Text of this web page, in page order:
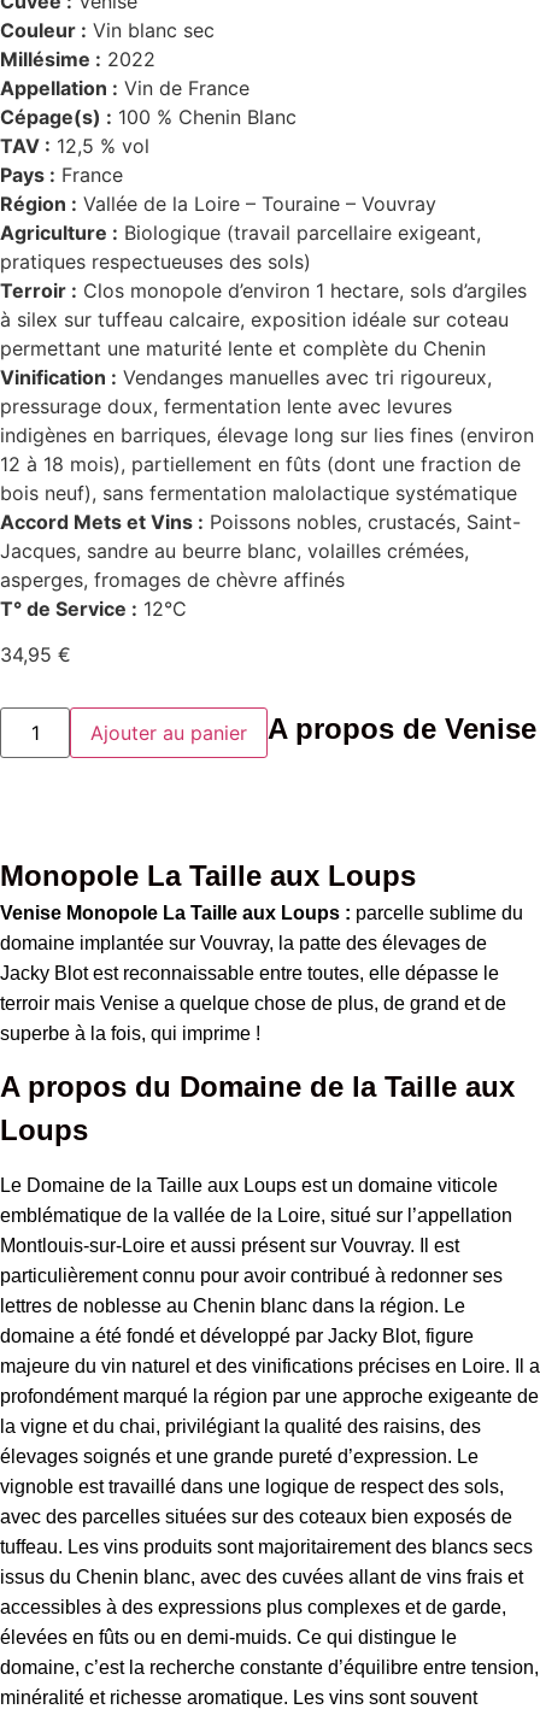
Couleur : Vin blanc sec
Millésime : 2022
Appellation : Vin de France
Cépage(s) : 100 % Chenin Blanc
TAV : 12,5 % vol
Pays : France
Région : Vallée de la Loire – Touraine – Vouvray
Agriculture : Biologique (travail parcellaire exigeant,
pratiques respectueuses des sols)
Terroir : Clos monopole d’environ 1 hectare, sols d’argiles
à silex sur tuffeau calcaire, exposition idéale sur coteau
permettant une maturité lente et complète du Chenin
Vinification : Vendanges manuelles avec tri rigoureux,
pressurage doux, fermentation lente avec levures
indigènes en barriques, élevage long sur lies fines (environ
12 à 18 mois), partiellement en fûts (dont une fraction de
bois neuf), sans fermentation malolactique systématique
Accord Mets et Vins : Poissons nobles, crustacés, Saint-
Jacques, sandre au beurre blanc, volailles crémées,
asperges, fromages de chèvre affinés
T° de Service : 12°C
34,95 €
quantité
Venise
Ajouter au panier A propos de Venise
Monopole La Taille aux Loups
Venise Monopole La Taille aux Loups : parcelle sublime du
domaine implantée sur Vouvray, la patte des élevages de
Jacky Blot est reconnaissable entre toutes, elle dépasse le
terroir mais Venise a quelque chose de plus, de grand et de
superbe à la fois, qui imprime !
A propos du Domaine de la Taille aux
Loups
Le Domaine de la Taille aux Loups est un domaine viticole
emblématique de la vallée de la Loire, situé sur l’appellation
Montlouis-sur-Loire et aussi présent sur Vouvray. Il est
particulièrement connu pour avoir contribué à redonner ses
lettres de noblesse au Chenin blanc dans la région. Le
domaine a été fondé et développé par Jacky Blot, figure
majeure du vin naturel et des vinifications précises en Loire. Il a
profondément marqué la région par une approche exigeante de
la vigne et du chai, privilégiant la qualité des raisins, des
élevages soignés et une grande pureté d’expression. Le
vignoble est travaillé dans une logique de respect des sols,
avec des parcelles situées sur des coteaux bien exposés de
tuffeau. Les vins produits sont majoritairement des blancs secs
issus du Chenin blanc, avec des cuvées allant de vins frais et
accessibles à des expressions plus complexes et de garde,
élevées en fûts ou en demi-muids. Ce qui distingue le
domaine, c’est la recherche constante d’équilibre entre tension,
minéralité et richesse aromatique. Les vins sont souvent